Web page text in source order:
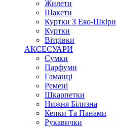
Жилети
Шакети
Куртки З Еко-Шкіри
Куртки
Вітрівки
АКСЕСУАРИ
Сумки
Парфуми
Гаманці
Ремені
Шкарпетки
Нижня Білизна
Кепки Та Панами
Рукавички